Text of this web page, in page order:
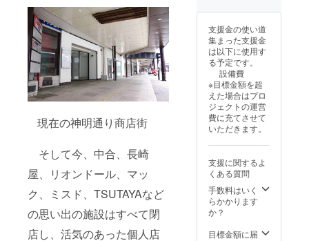
現在の神明通り商店街
そして今、中合、長崎
屋、リオンドール、マッ
ク、ミスド、TSUTAYAなど
の思い出の施設はすべて閉
店し、活気のあった個人店
リー
ブック
につい
て ・掲
載期
間：事
業が存
続する
限り掲
載 ・掲
字のみ
掲載 ・
注意事
項：支
援時、
考欄に
くださ
い。
て ・
DURAL
EXの
AMBER
シリー
ズ 5点
セット
（タン
ブラー1
点、ボ
ウル2
点、皿2
点） ・
商品サ
イズ
グラ
ス：高
さ9cm×
ル(大)：
クネー
ム）を
掲載し
ます（※
ストー
リー
ブック
は郵送
しま
す）
●「BAI
HU 革べ
こ」に
ついて
・福島
県会津
の郷土
玩具
革で表
い
各自で
くださ
い。 ●
ストー
リー
ブック
につい
て ・掲
載期
間：事
業が存
続する
載 ・掲
載方
法：文
字のみ
項：支
イベン
待 ●ス
トー
リー
ブック
につい
て ・掲
載期
間：事
業が存
続する
限り掲
載方
法：会
社ロ
ゴ・紹
介文
100文字
ト or コ
ングス
ペース
お試し
利用券
（1日利
用）×15
セッ
ト ※有
効期
限：
2026年
で※施設
のオー
プン前
に送付
します
プニン
ス）を
し、ス
トー
リー
ブック
は郵送
します
（100部
程度）
③プロ
ジェク
トメン
神明通
り商店
街メン
バーで
厳選し
ト or コ
支援金の使い道
集まった支援金
は以下に使用す
る予定です。
設備費
※目標金額を超
えた場合はプロ
ジェクトの運営
費に充てさせて
いただきます。
支援に関するよ
くある質問
手数料はいく
らかかります
か？
目標金額に届